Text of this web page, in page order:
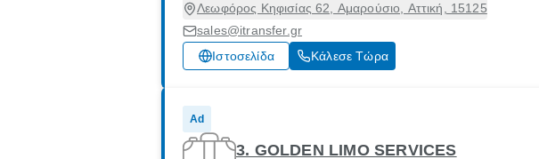
Λεωφόρος Κηφισίας 62, Αμαρούσιο, Αττική, 15125
sales@itransfer.gr
Ιστοσελίδα
Κάλεσε Τώρα
Ad
3. GOLDEN LIMO SERVICES